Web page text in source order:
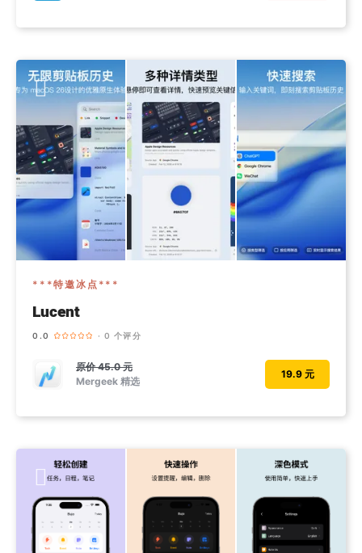
***特邀冰点***
Lucent
0.0 · 0 个评分
原价45.0 元
Mergeek 精选
19.9 元